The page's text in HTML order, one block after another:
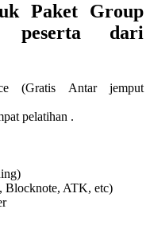
Paket Group
dari
(Gratis Antar jemput
pelatihan .
Blocknote, ATK, etc)